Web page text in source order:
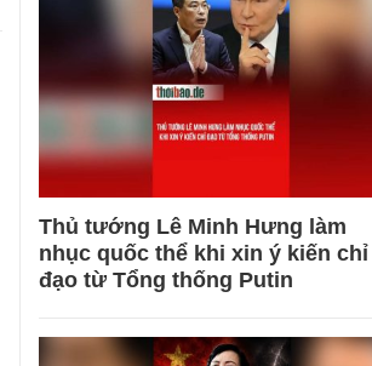
Thủ tướng Lê Minh Hưng làm
nhục quốc thể khi xin ý kiến chỉ
đạo từ Tổng thống Putin